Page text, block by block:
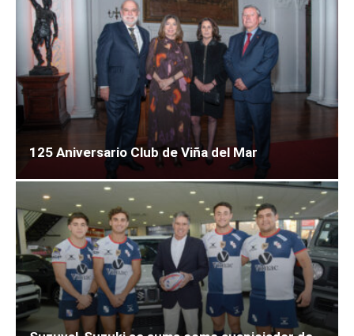
125 Aniversario Club de Viña del Mar